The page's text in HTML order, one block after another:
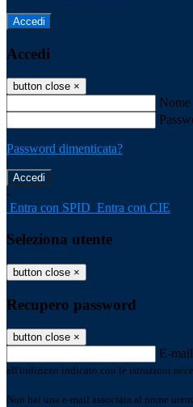
Accedi
Accedi
button close ×
Password dimenticata?
-
Entra con SPID Entra con CIE
Seleziona utente
button close ×
Recupero password
button close ×
E-mail
all'indirizzo indicato con le istruzioni
Non hai una e-mail associata al nome